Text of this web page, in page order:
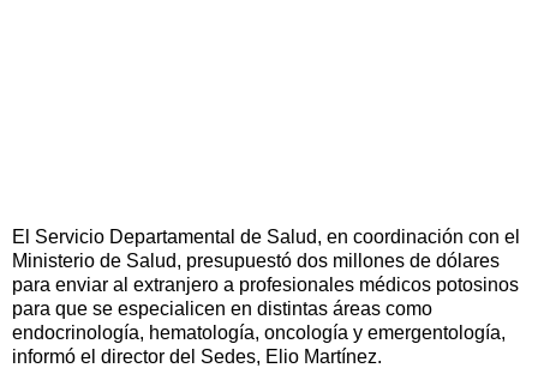
El Servicio Departamental de Salud, en coordinación con el
Ministerio de Salud, presupuestó dos millones de dólares
para enviar al extranjero a profesionales médicos potosinos
para que se especialicen en distintas áreas como
endocrinología, hematología, oncología y emergentología,
informó el director del Sedes, Elio Martínez.